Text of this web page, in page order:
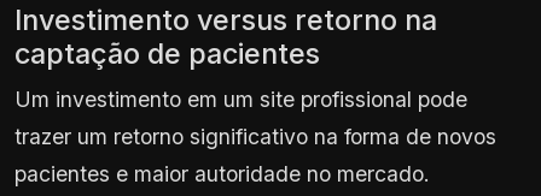
Investimento versus retorno na
captação de pacientes
Um investimento em um site profissional pode
trazer um retorno significativo na forma de novos
pacientes e maior autoridade no mercado.